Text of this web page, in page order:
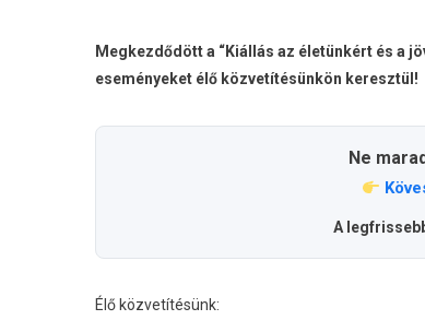
Megkezdődött a “Kiállás az életünkért és a
eseményeket élő közvetítésünkön keresztül!
Ne
A
Élő közvetítésünk: